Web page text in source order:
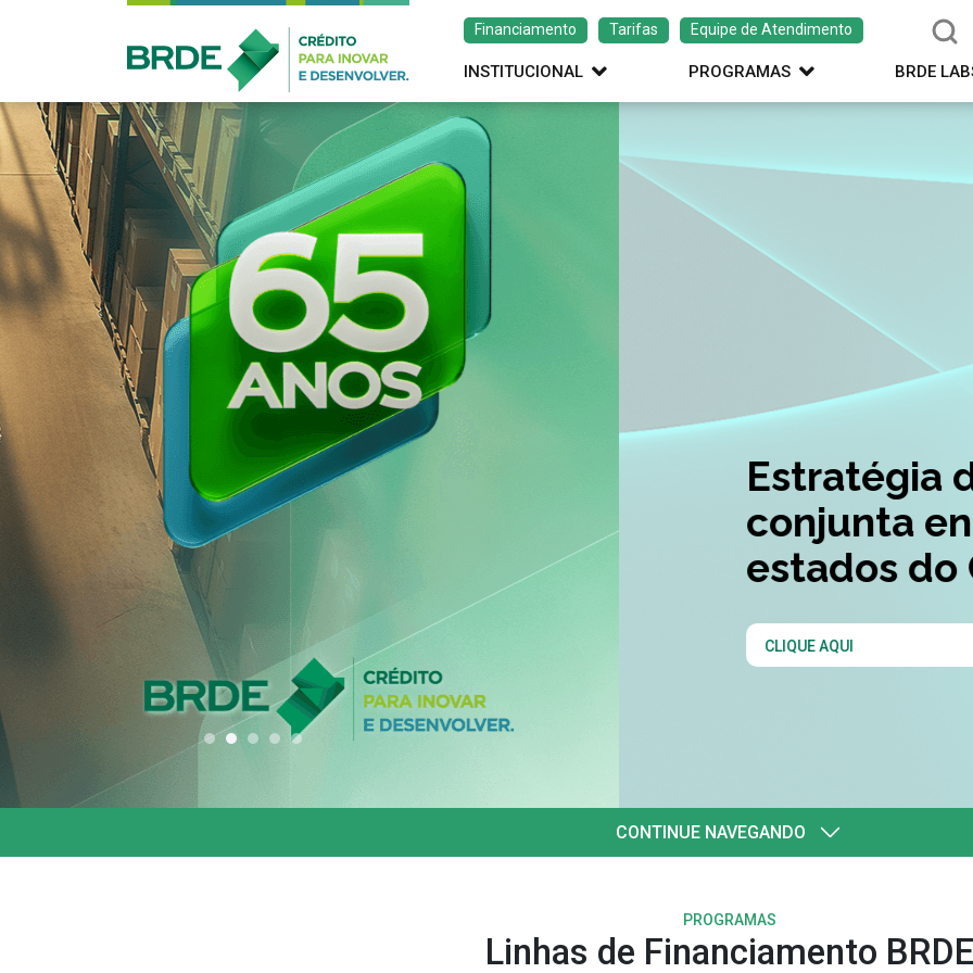
Financiamento Tarifas Equipe de Atendimento
INSTITUCIONAL PROGRAMAS BRDE
Estratégia de atuação
conjunta entre os quatro
estados do Codesul
CLIQUE AQUI
CONTINUE NAVEGANDO
PROGRAMAS
Linhas de Financiamento BRDE